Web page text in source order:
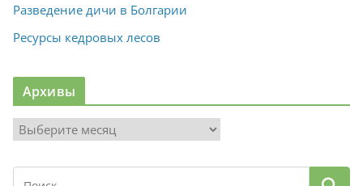
Разведение дичи в Болгарии
Ресурсы кедровых лесов
Архивы
р
х